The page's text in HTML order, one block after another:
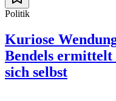
Politik
Kuriose
Bendels ermittelt
sich selbst